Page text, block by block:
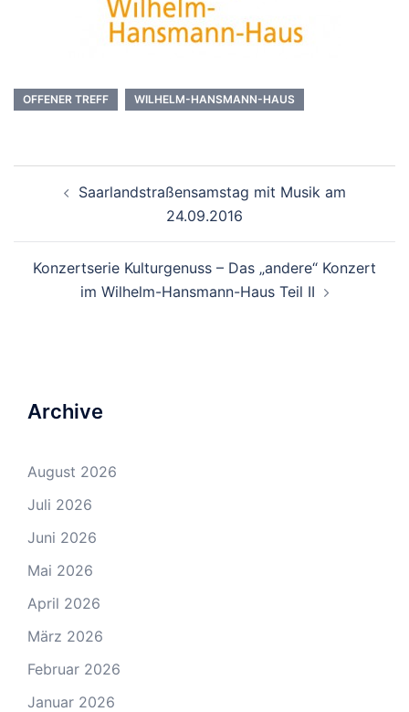
OFFENER TREFF WILHELM-HANSMANN-HAUS
NavigationSaarlandstraßensamstag mit Musik am
24.09.2016
Konzertserie Kulturgenuss – Das „andere“ Konzert
im Wilhelm-Hansmann-Haus Teil II
Archive
August 2026
Juli 2026
Juni 2026
Mai 2026
April 2026
März 2026
Februar 2026
Januar 2026